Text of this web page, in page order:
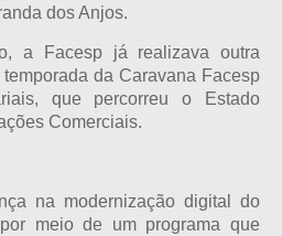
dos Anjos.
a Facesp já realizava outra
da Caravana Facesp
que percorreu o Estado
Comerciais.
na modernização digital do
meio de um programa que